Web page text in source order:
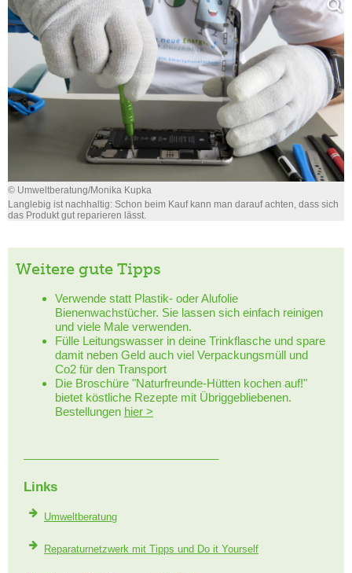
© Umweltberatung/Monika Kupka
Langlebig ist nachhaltig: Schon beim Kauf kann man darauf achten, dass sich
das Produkt gut reparieren lässt.
Weitere gute Tipps
Verwende statt Plastik- oder Alufolie
Bienenwachstücher. Sie lassen sich einfach reinigen
und viele Male verwenden.
Fülle Leitungswasser in deine Trinkflasche und spare
damit neben Geld auch viel Verpackungsmüll und
Co2 für den Transport
Die Broschüre "Naturfreunde-Hütten kochen auf!"
bietet köstliche Rezepte mit Übriggebliebenen.
Bestellungen hier >
Links
Umweltberatung
Reparaturnetzwerk mit Tipps und Do it Yourself